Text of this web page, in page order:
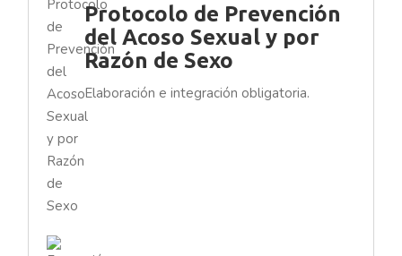
Protocolo de Prevención
del Acoso Sexual y por
Razón de Sexo
Elaboración e integración obligatoria.